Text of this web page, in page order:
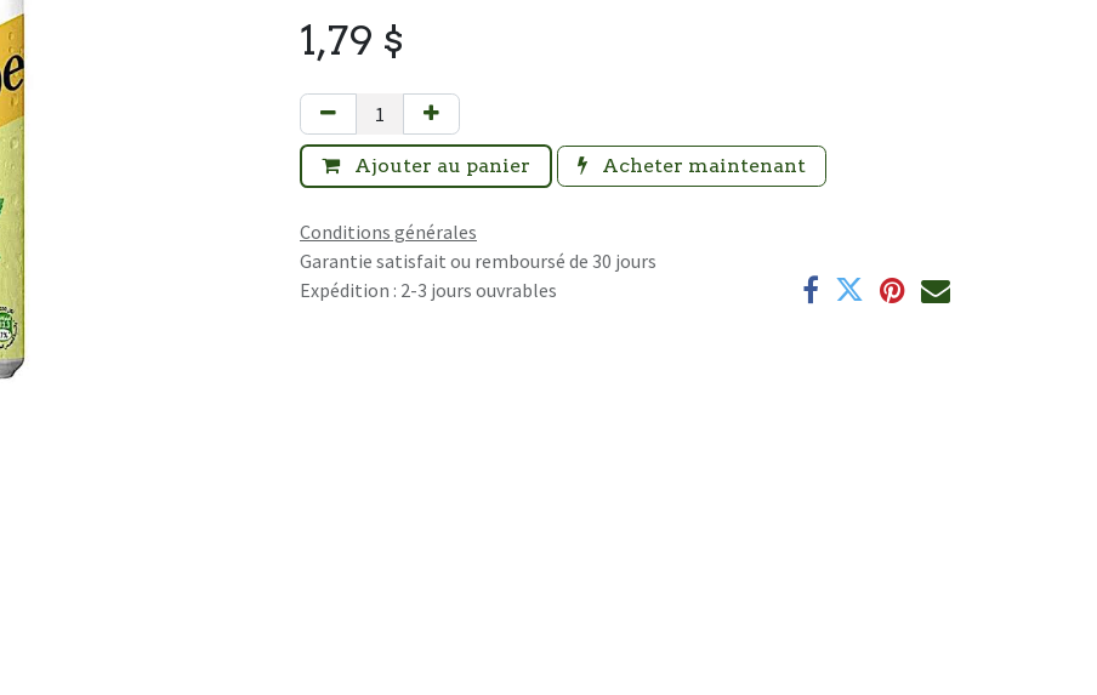
1,79 $
Ajouter au panier Acheter maintenant
Conditions générales
Garantie satisfait ou remboursé de 30 jours
Expédition : 2-3 jours ouvrables